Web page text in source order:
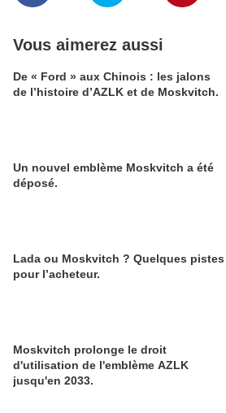
Vous aimerez aussi
De « Ford » aux Chinois : les jalons
de l’histoire d’AZLK et de Moskvitch.
Un nouvel emblème Moskvitch a été
déposé.
Lada ou Moskvitch ? Quelques pistes
pour l’acheteur.
Moskvitch prolonge le droit
d'utilisation de l'emblème AZLK
jusqu'en 2033.